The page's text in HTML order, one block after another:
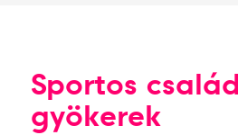
Sportos
gyökerek